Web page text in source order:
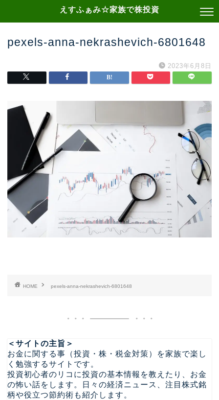
えすふぁみ☆家族で株投資
pexels-anna-nekrashevich-6801648
2023年6月8日
HOME pexels-anna-nekrashevich-6801648
＜サイトの主旨＞
お金に関する事（投資・株・税金対策）を家族で楽し
く勉強するサイトです。
投資初心者のリコに投資の基本情報を教えたり、お金
の怖い話をします。日々の経済ニュース、注目株式銘
柄や役立つ節約術も紹介します。